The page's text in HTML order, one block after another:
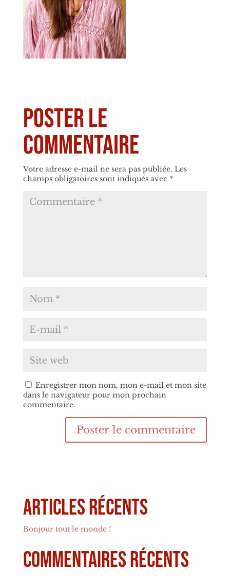
Poster le
commentaire
Votre adresse e-mail ne sera pas publiée. Les
champs obligatoires sont indiqués avec *
Enregistrer mon nom, mon e-mail et mon site
dans le navigateur pour mon prochain
commentaire.
Articles récents
Bonjour tout le monde !
Commentaires récents